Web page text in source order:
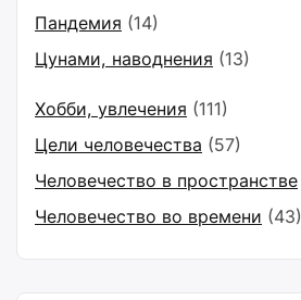
Пандемия (14)
Цунами, наводнения (13)
Хобби, увлечения (111)
Цели человечества (57)
Человечество в пространстве
Человечество во времени (43)